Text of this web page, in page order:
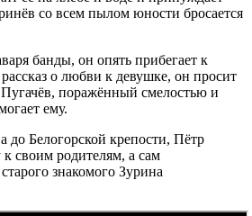
со всем пылом юности бросается
банды, он опять прибегает к
о любви к девушке, он просит
Пугачёв, поражённый смелостью и
ему.
до Белогорской крепости, Пётр
своим родителям, а сам
знакомого Зурина